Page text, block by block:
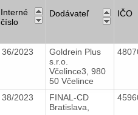
Interné
číslo
Dodávateľ IČO
36/2023
Goldrein Plus
s.r.o.
Včelince3, 980
50 Včelince
38/2023
FINAL-CD
Bratislava,